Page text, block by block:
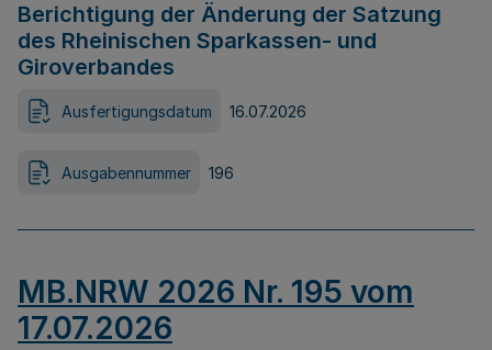
Berichtigung der Änderung der Satzung
des Rheinischen Sparkassen- und
Giroverbandes
Ausfertigungsdatum 16.07.2026
Ausgabennummer 196
MB.NRW 2026 Nr. 195 vom
17.07.2026